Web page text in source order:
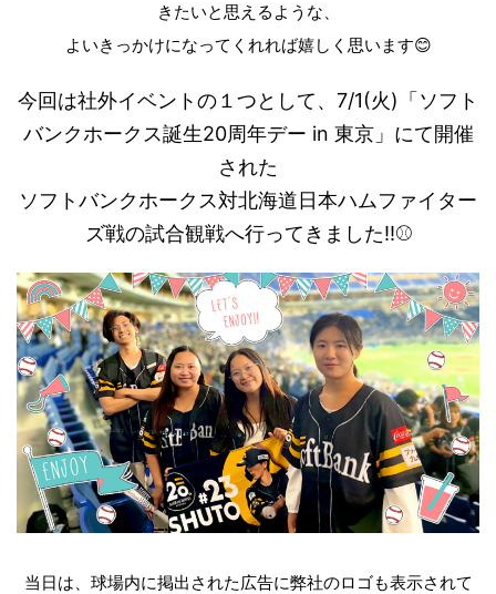
きたいと思えるような、
よいきっかけになってくれれば嬉しく思います😊
今回は社外イベントの１つとして、7/1(火)「ソフト
バンクホークス誕生20周年デー in 東京」にて開催
された
ソフトバンクホークス対北海道日本ハムファイター
ズ戦の試合観戦へ行ってきました!!⚾
当日は、球場内に掲出された広告に弊社のロゴも表示されて